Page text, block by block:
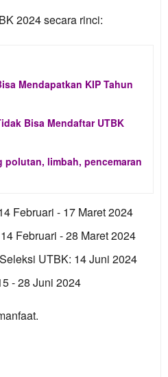
2024 secara rinci:
Mendapatkan KIP Tahun
Bisa Mendaftar UTBK
limbah, pencemaran
Februari - 17 Maret 2024
14 Februari - 28 Maret 2024
UTBK: 14 Juni 2024
- 28 Juni 2024